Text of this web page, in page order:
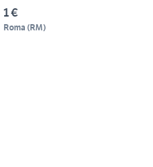
1 €
Roma (RM)